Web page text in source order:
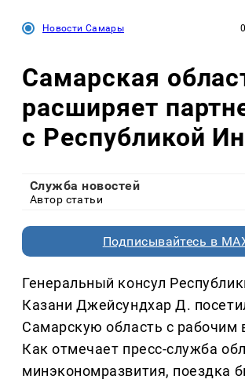
Новости Самары
Самарская
расширяет
с Республикой
Служба новостей
Автор статьи
Подписывайтесь в
Генеральный консул
Казани Джейсундхар Д.
Самарскую область с рабочим
Как отмечает пресс-служба
минэкономразвития, поездка